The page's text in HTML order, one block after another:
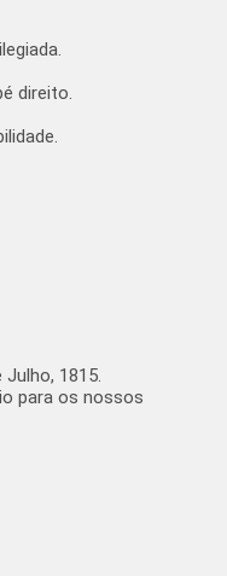
direito.
1815.
para os nossos